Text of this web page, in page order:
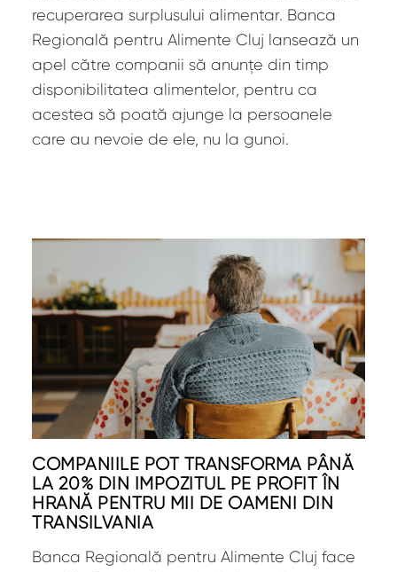
recuperarea surplusului alimentar. Banca
Regională pentru Alimente Cluj lansează un
apel către companii să anunțe din timp
disponibilitatea alimentelor, pentru ca
acestea să poată ajunge la persoanele
care au nevoie de ele, nu la gunoi.
COMPANIILE POT TRANSFORMA PÂNĂ
LA 20% DIN IMPOZITUL PE PROFIT ÎN
HRANĂ PENTRU MII DE OAMENI DIN
TRANSILVANIA
Banca Regională pentru Alimente Cluj face